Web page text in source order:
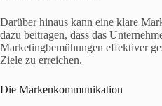
Darüber hinaus kann eine klare
dazu beitragen, dass das
Marketingbemühungen effektiver
Ziele zu erreichen.
Die Markenkommunikation